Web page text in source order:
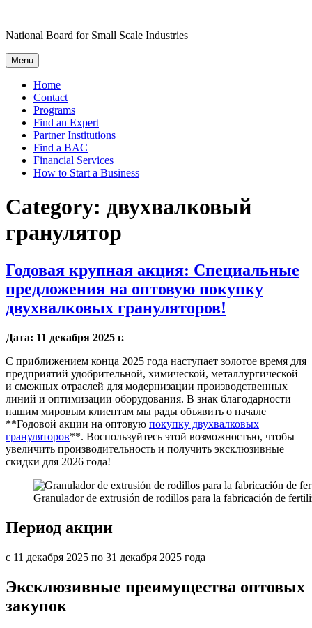
content
National Board for Small Scale Industries
Menu
Home
Contact
Programs
Find an Expert
Partner Institutions
Find a BAC
Financial Services
How to Start a Business
Category: двухвалковый
гранулятор
Годовая крупная акция: Специальные
предложения на оптовую покупку
двухвалковых грануляторов!
Дата: 11 декабря 2025 г.
С приближением конца 2025 года наступает золотое время для
предприятий удобрительной, химической, металлургической
и смежных отраслей для модернизации производственных
линий и оптимизации оборудования. В знак благодарности
нашим мировым клиентам мы рады объявить о начале
**Годовой акции на оптовую покупку двухвалковых
грануляторов**. Воспользуйтесь этой возможностью, чтобы
увеличить производительность и получить эксклюзивные
скидки для 2026 года!
Granulador de extrusión de rodillos para la fabricación de
Период акции
с 11 декабря 2025 по 31 декабря 2025 года
Эксклюзивные преимущества оптовых
закупок